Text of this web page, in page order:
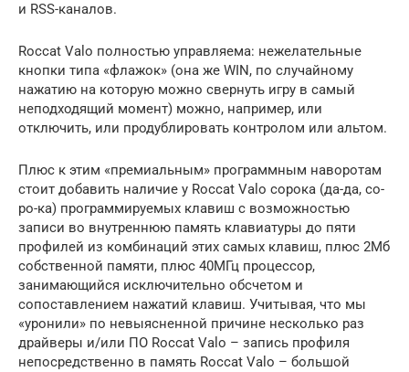
и RSS-каналов.
Roccat Valo полностью управляема: нежелательные
кнопки типа «флажок» (она же WIN, по случайному
нажатию на которую можно свернуть игру в самый
неподходящий момент) можно, например, или
отключить, или продублировать контролом или альтом.
Плюс к этим «премиальным» программным наворотам
стоит добавить наличие у Roccat Valo сорока (да-да, со-
ро-ка) программируемых клавиш с возможностью
записи во внутреннюю память клавиатуры до пяти
профилей из комбинаций этих самых клавиш, плюс 2Мб
собственной памяти, плюс 40МГц процессор,
занимающийся исключительно обсчетом и
сопоставлением нажатий клавиш. Учитывая, что мы
«уронили» по невыясненной причине несколько раз
драйверы и/или ПО Roccat Valo – запись профиля
непосредственно в память Roccat Valo – большой